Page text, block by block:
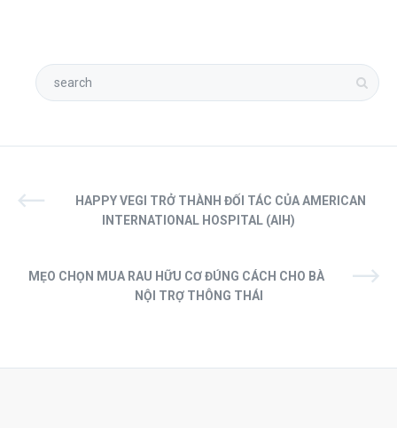
HAPPY VEGI TRỞ THÀNH ĐỐI TÁC CỦA AMERICAN
INTERNATIONAL HOSPITAL (AIH)
MẸO CHỌN MUA RAU HỮU CƠ ĐÚNG CÁCH CHO BÀ
NỘI TRỢ THÔNG THÁI